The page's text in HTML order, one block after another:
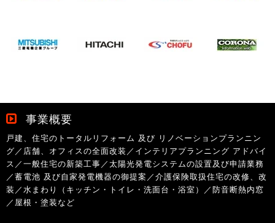
事業概要
戸建、住宅のトータルリフォーム 及び リノベーションプランニン
グ／店舗、オフィスの全面改装／インテリアプランニング アドバイ
ス／一般住宅の新築工事／太陽光発電システムの設置及び申請業務
／蓄電池 及び自家発電機器の御提案／介護保険取扱住宅の改修、改
装／水まわり（キッチン・トイレ・洗面台・浴室）／防音断熱内窓
／屋根・塗装など